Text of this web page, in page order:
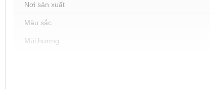
Nơi sản xuất
Màu sắc
Mùi hương